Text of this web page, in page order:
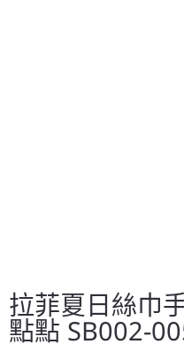
拉菲夏日絲巾
點點 SB002-